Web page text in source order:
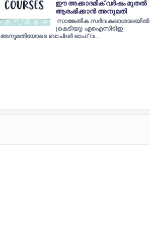
ഈ അക്കാദമിക് വർഷം മുതൽ
ആരംഭിക്കാൻ അനുമതി
സാങ്കേതിക സർവകലാശാലയിൽ
(കെടിയു) എഐസിടിഇ
അനുമതിയോടെ ബാച്‍ലർ ഓഫ് വ…